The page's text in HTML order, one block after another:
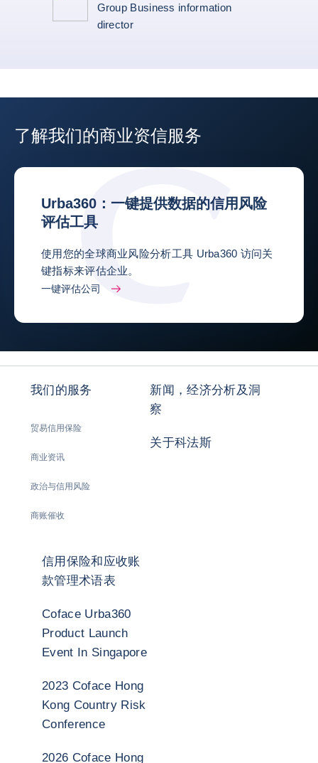
Group Business information
director
了解我们的商业资信服务
Urba360：一键提供数据的信用风险
评估工具
使用您的全球商业风险分析工具 Urba360 访问关
键指标来评估企业。
一键评估公司
我们的服务
贸易信用保险
商业资讯
政治与信用风险
商账催收
新闻，经济分析及洞
察
关于科法斯
信用保险和应收账
款管理术语表
Coface Urba360
Product Launch
Event In Singapore
2023 Coface Hong
Kong Country Risk
Conference
2026 Coface Hong